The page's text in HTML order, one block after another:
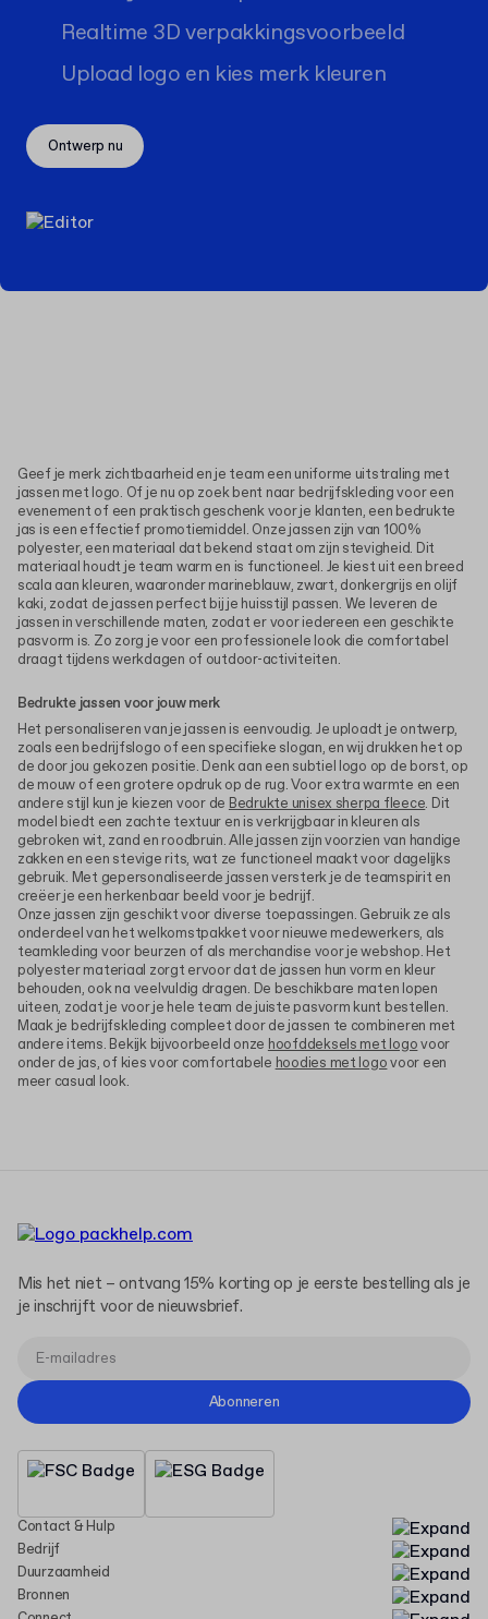
Realtime 3D verpakkingsvoorbeeld
Upload logo en kies merk kleuren
Ontwerp nu
Geef je merk zichtbaarheid en je team een uniforme uitstraling met
jassen met logo. Of je nu op zoek bent naar bedrijfskleding voor een
evenement of een praktisch geschenk voor je klanten, een bedrukte
jas is een effectief promotiemiddel. Onze jassen zijn van 100%
polyester, een materiaal dat bekend staat om zijn stevigheid. Dit
materiaal houdt je team warm en is functioneel. Je kiest uit een breed
scala aan kleuren, waaronder marineblauw, zwart, donkergrijs en olijf
kaki, zodat de jassen perfect bij je huisstijl passen. We leveren de
jassen in verschillende maten, zodat er voor iedereen een geschikte
pasvorm is. Zo zorg je voor een professionele look die comfortabel
draagt tijdens werkdagen of outdoor-activiteiten.
Bedrukte jassen voor jouw merk
Het personaliseren van je jassen is eenvoudig. Je uploadt je ontwerp,
zoals een bedrijfslogo of een specifieke slogan, en wij drukken het op
de door jou gekozen positie. Denk aan een subtiel logo op de borst, op
de mouw of een grotere opdruk op de rug. Voor extra warmte en een
andere stijl kun je kiezen voor de Bedrukte unisex sherpa fleece. Dit
model biedt een zachte textuur en is verkrijgbaar in kleuren als
gebroken wit, zand en roodbruin. Alle jassen zijn voorzien van handige
zakken en een stevige rits, wat ze functioneel maakt voor dagelijks
gebruik. Met gepersonaliseerde jassen versterk je de teamspirit en
creëer je een herkenbaar beeld voor je bedrijf.
Onze jassen zijn geschikt voor diverse toepassingen. Gebruik ze als
onderdeel van het welkomstpakket voor nieuwe medewerkers, als
teamkleding voor beurzen of als merchandise voor je webshop. Het
polyester materiaal zorgt ervoor dat de jassen hun vorm en kleur
behouden, ook na veelvuldig dragen. De beschikbare maten lopen
uiteen, zodat je voor je hele team de juiste pasvorm kunt bestellen.
Maak je bedrijfskleding compleet door de jassen te combineren met
andere items. Bekijk bijvoorbeeld onze hoofddeksels met logovoor
onder de jas, of kies voor comfortabele hoodies met logovoor een
meer casual look.
Contact & Hulp
Bedrijf
Duurzaamheid
Bronnen
Mis het niet – ontvang 15% korting op je eerste bestelling als je
je inschrijft voor de nieuwsbrief.
Abonneren